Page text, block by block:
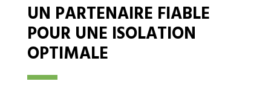
UN PARTENAIRE FIABLE
POUR UNE ISOLATION
OPTIMALE